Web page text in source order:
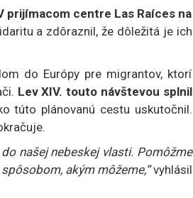
prijímacom centre Las Raíces na
a zdôraznil, že dôležitá je ich
do Európy pre migrantov, ktorí
Lev XIV. touto návštevou splnil
túto plánovanú cestu uskutočnil.
našej nebeskej vlasti. Pomôžme
akým môžeme,“vyhlásil